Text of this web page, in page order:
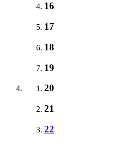
16
17
18
19
20
21
22